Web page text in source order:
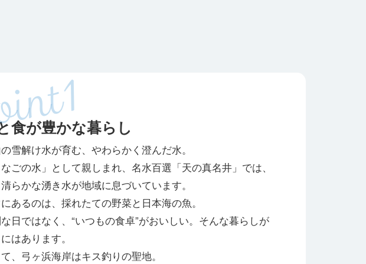
食が豊かな暮らし
雪解け水が育む、やわらかく澄んだ水。
なごの水」として親しまれ、名水百選「天の真名井」では、
らかな湧き水が地域に息づいています。
あるのは、採れたての野菜と日本海の魚。
日ではなく、“いつもの食卓”がおいしい。そんな暮らしが
はあります。
、弓ヶ浜海岸はキス釣りの聖地。